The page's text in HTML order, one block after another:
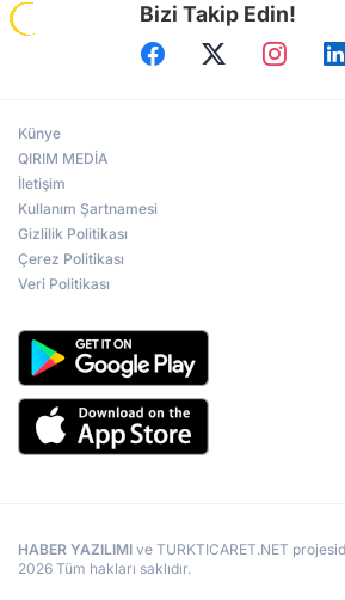
Bizi Takip Edin!
Künye
QIRIM MEDİA
İletişim
Kullanım Şartnamesi
Gizlilik Politikası
Çerez Politikası
Veri Politikası
HABER YAZILIMI ve TURKTICARET.NET
2026 Tüm hakları saklıdır.